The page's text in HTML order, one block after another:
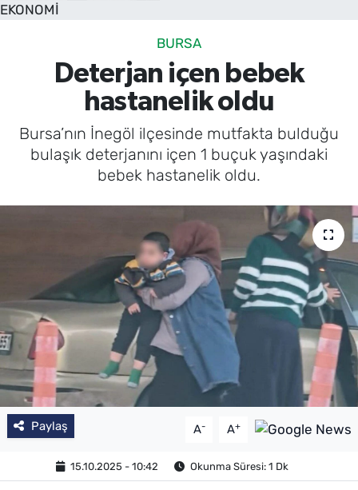
EKONOMİ
BURSA
Deterjan içen bebek
hastanelik oldu
Bursa’nın İnegöl ilçesinde mutfakta bulduğu
bulaşık deterjanını içen 1 buçuk yaşındaki
bebek hastanelik oldu.
Paylaş A- A+
15.10.2025 - 10:42 Okunma Süresi: 1 Dk